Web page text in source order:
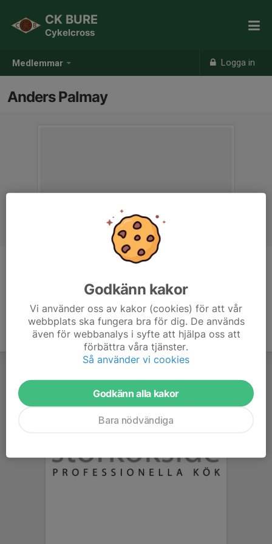
Medlemmar Logga in
CK BURE
Cykelcross
Anders Palmay
Godkänn kakor
Vi använder oss av kakor (cookies) för att vår
webbplats ska fungera bra för dig. De används
även för webbanalys i syfte att hjälpa oss att
förbättra våra tjänster.
Så använder vi cookies
Godkänn alla kakor
Bara nödvändiga